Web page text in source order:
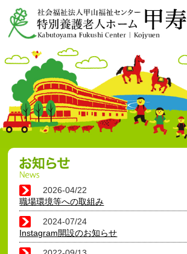
2026-04/22
職場環境等への取組み
2024-07/24
Instagram開設のお知らせ